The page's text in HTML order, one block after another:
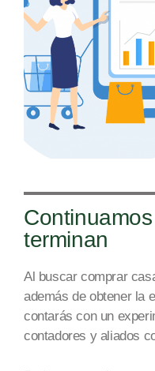
terminan
Al buscar comprar
además de obtener la
contarás con un
contadores y aliados